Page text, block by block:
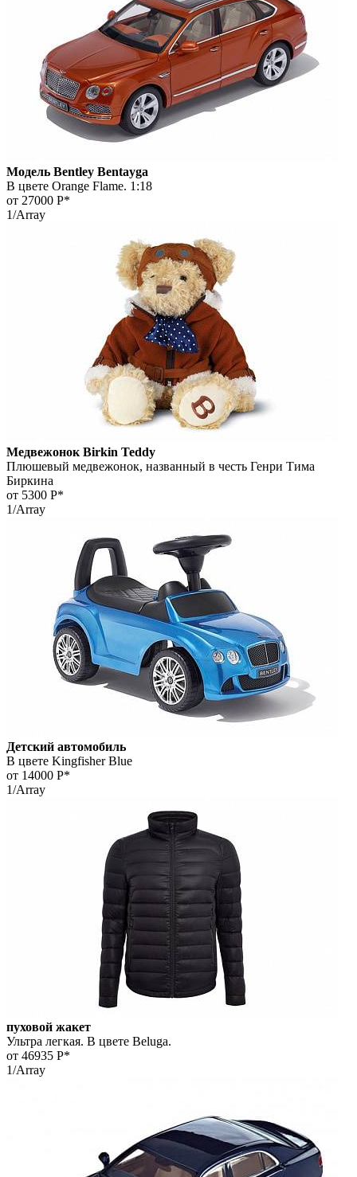
Модель Bentley Bentayga
В цвете Orange Flame. 1:18
от 27000 Р*
1/Array
Медвежонок Birkin Teddy
Плюшевый медвежонок, названный в честь Генри Тима
Биркина
от 5300 Р*
1/Array
Детский автомобиль
В цвете Kingfisher Blue
от 14000 Р*
1/Array
пуховой жакет
Ультра легкая. В цвете Beluga.
от 46935 Р*
1/Array